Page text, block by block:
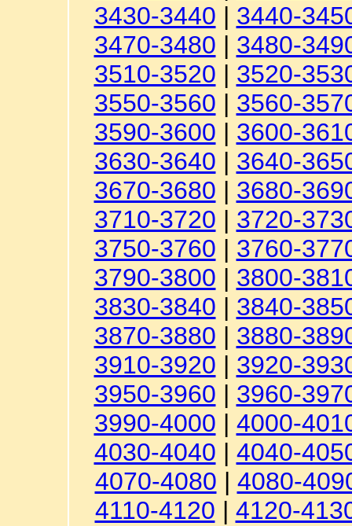
3430-3440 | 3440-
3470-3480 | 3480-
3510-3520 | 3520-
3550-3560 | 3560-
3590-3600 | 3600-
3630-3640 | 3640-
3670-3680 | 3680-
3710-3720 | 3720-
3750-3760 | 3760-
3790-3800 | 3800-
3830-3840 | 3840-
3870-3880 | 3880-
3910-3920 | 3920-
3950-3960 | 3960-
3990-4000 | 4000-
4030-4040 | 4040-
4070-4080 | 4080-
4110-4120 | 4120-